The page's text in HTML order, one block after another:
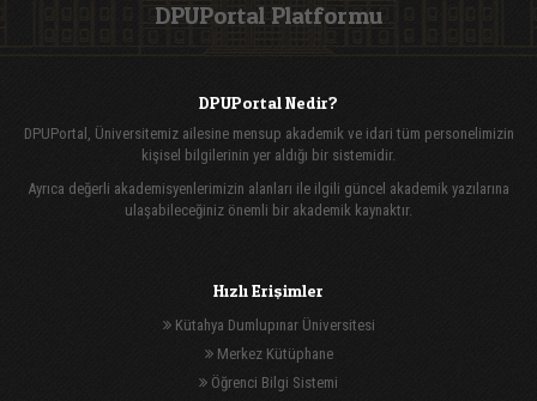
DPUPortal Platformu
DPUPortal Nedir?
DPUPortal, Üniversitemiz ailesine mensup akademik ve idari tüm personelimizin
kişisel bilgilerinin yer aldığı bir sistemidir.
Ayrıca değerli akademisyenlerimizin alanları ile ilgili güncel akademik yazılarına
ulaşabileceğiniz önemli bir akademik kaynaktır.
Hızlı Erişimler
Kütahya Dumlupınar Üniversitesi
Merkez Kütüphane
Öğrenci Bilgi Sistemi